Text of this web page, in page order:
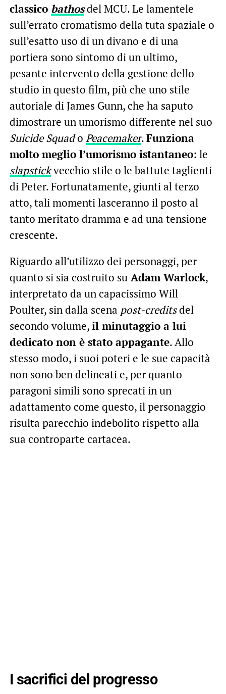
classico bathosdel MCU. Le lamentele
sull’errato cromatismo della tuta spaziale o
sull’esatto uso di un divano e di una
portiera sono sintomo di un ultimo,
pesante intervento della gestione dello
studio in questo film, più che uno stile
autoriale di James Gunn, che ha saputo
dimostrare un umorismo differente nel suo
Suicide Squado Peacemaker.Funziona
molto meglio l’umorismo istantaneo: le
slapstickvecchio stile o le battute taglienti
di Peter. Fortunatamente, giunti al terzo
atto, tali momenti lasceranno il posto al
tanto meritato dramma e ad una tensione
crescente.
Riguardo all’utilizzo dei personaggi, per
quanto si sia costruito suAdam Warlock,
interpretato da un capacissimo Will
Poulter, sin dalla scena post-creditsdel
secondo volume,il minutaggio a lui
dedicato non è stato appagante. Allo
stesso modo, i suoi poteri e le sue capacità
non sono ben delineati e, per quanto
paragoni simili sono sprecati in un
adattamento come questo, il personaggio
risulta parecchio indebolito rispetto alla
sua controparte cartacea.
I sacrifici del progresso